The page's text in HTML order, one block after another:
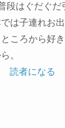
段はぐだぐだ
は子連れお
ころから好
。
読者になる